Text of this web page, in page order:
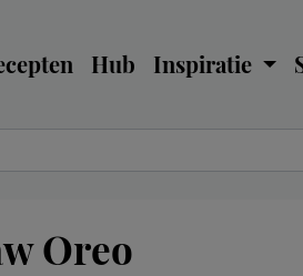
Hub Inspiratie
Oreo